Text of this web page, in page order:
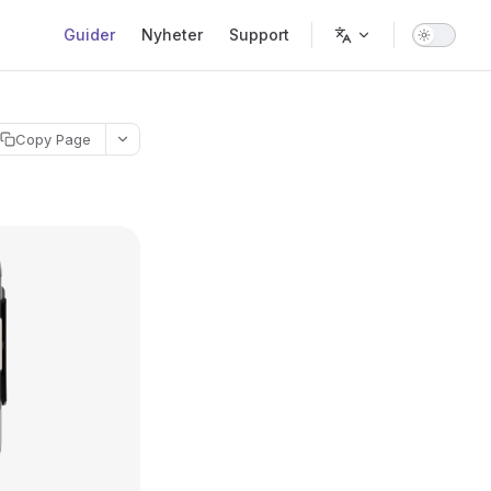
Guider Nyheter Support
Copy Page